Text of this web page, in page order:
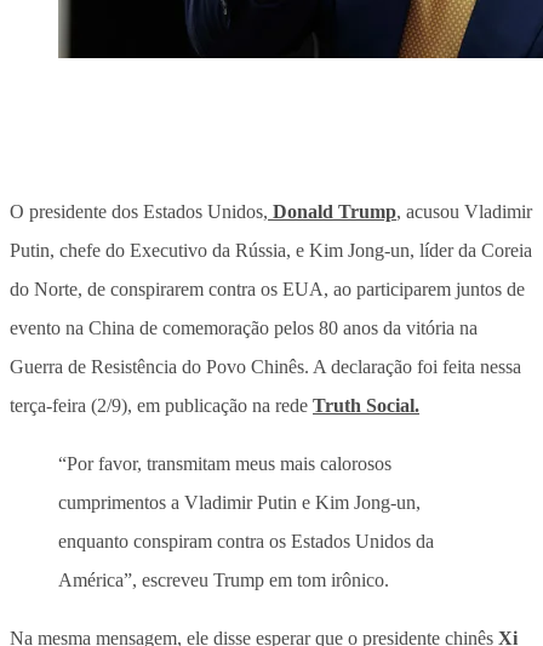
O presidente dos Estados Unidos, Donald Trump, acusou Vladimir
Putin, chefe do Executivo da Rússia, e Kim Jong-un, líder da Coreia
do Norte, de conspirarem contra os EUA, ao participarem juntos de
evento na China de comemoração pelos 80 anos da vitória na
Guerra de Resistência do Povo Chinês. A declaração foi feita nessa
terça-feira (2/9), em publicação na rede Truth Social.
“Por favor, transmitam meus mais calorosos
cumprimentos a Vladimir Putin e Kim Jong-un,
enquanto conspiram contra os Estados Unidos da
América”, escreveu Trump em tom irônico.
Na mesma mensagem, ele disse esperar que o presidente chinês Xi